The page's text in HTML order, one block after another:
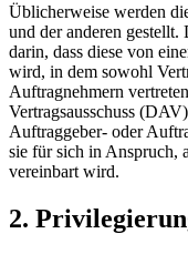
Üblicherweise werden
und der anderen
darin, dass diese von
wird, in dem sowohl
Auftragnehmern
Vertragsausschuss
Auftraggeber- oder
sie für sich in Anspruch,
vereinbart wird.
2.